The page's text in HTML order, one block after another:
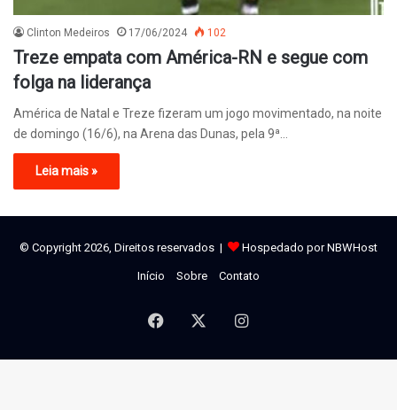
Clinton Medeiros 17/06/2024 102
Treze empata com América-RN e segue com
folga na liderança
América de Natal e Treze fizeram um jogo movimentado, na noite
de domingo (16/6), na Arena das Dunas, pela 9ª…
Leia mais »
© Copyright 2026, Direitos reservados | Hospedado por NBWHost
Início Sobre Contato
Facebook Instagram